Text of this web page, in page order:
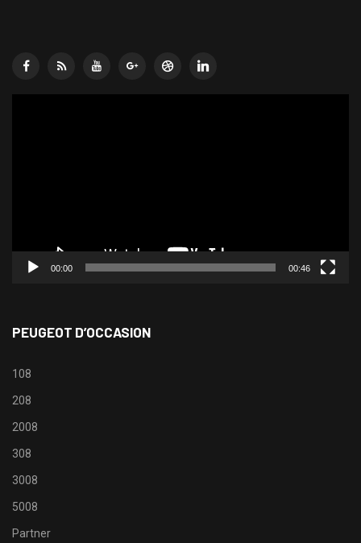
00:00 00:46
PEUGEOT D’OCCASION
108
208
2008
308
3008
5008
Partner